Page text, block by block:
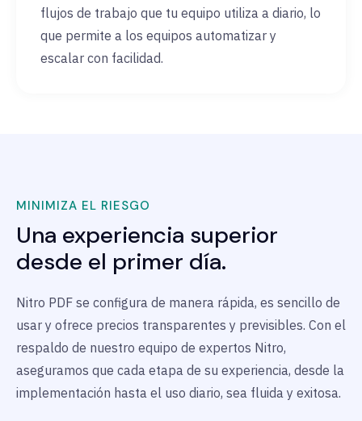
flujos de trabajo que tu equipo utiliza a diario, lo
que permite a los equipos automatizar y
escalar con facilidad.
MINIMIZA EL RIESGO
Una experiencia superior
desde el primer día.
Nitro PDF se configura de manera rápida, es sencillo de
usar y ofrece precios transparentes y previsibles. Con el
respaldo de nuestro equipo de expertos Nitro,
aseguramos que cada etapa de su experiencia, desde la
implementación hasta el uso diario, sea fluida y exitosa.